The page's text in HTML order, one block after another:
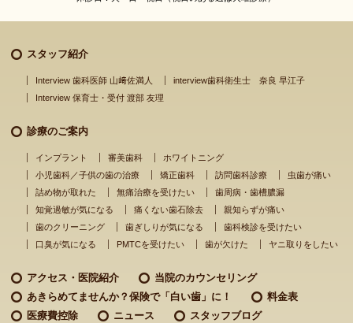
スタッフ紹介
Interview 歯科医師 山﨑佐満人
interview歯科衛生士 奈良 早江子
Interview 保育士・受付 渡部 友理
診療のご案内
インプラント 審美歯科
ホワイトニング
小児歯科／子供の歯の治療
矯正歯科 訪問歯科診療
虫歯が痛い
詰め物が取れた
無痛治療を受けたい
歯周病・歯槽膿漏
知覚過敏が気になる
痛くない歯石除去
親知らずが痛い
歯のクリーニング
歯ぎしりが気になる
歯科検診を受けたい
口臭が気になる
PMTCを受けたい 歯が欠けた ヤニ取りをしたい
アクセス・医院紹介
当院のカウンセリング
あきらめてませんか？ 保険で「白い歯」に！
料金表
医療費控除
ニュース
スタッフブログ